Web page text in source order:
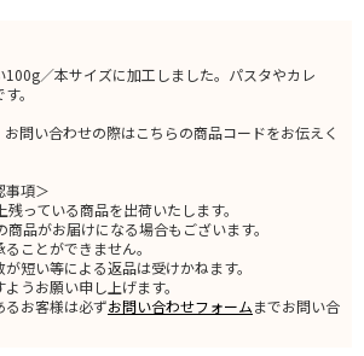
100g／本サイズに加工しました。パスタやカレ
。
い合わせの際はこちらの商品コードをお伝えく
事項＞
っている商品を出荷いたします。
品がお届けになる場合もございます。
ことができません。
短い等による返品は受けかねます。
うお願い申し上げます。
お客様は必ずお問い合わせフォームまでお問い合